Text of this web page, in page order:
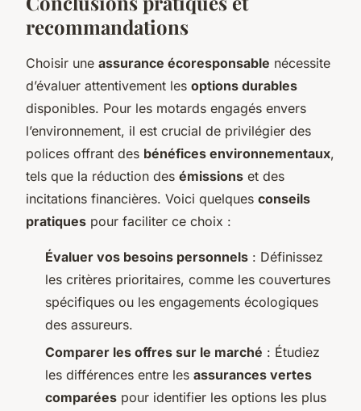
recommandations
Choisir une assurance écoresponsable nécessite
d’évaluer attentivement les options durables
disponibles. Pour les motards engagés envers
l’environnement, il est crucial de privilégier des
polices offrant des bénéfices environnementaux,
tels que la réduction des émissions et des
incitations financières. Voici quelques conseils
pratiques pour faciliter ce choix :
Évaluer vos besoins personnels : Définissez
les critères prioritaires, comme les couvertures
spécifiques ou les engagements écologiques
des assureurs.
Comparer les offres sur le marché : Étudiez
les différences entre les assurances vertes
comparées pour identifier les options les plus